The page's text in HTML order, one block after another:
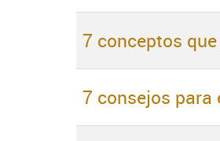
7 conceptos
7 consejos para